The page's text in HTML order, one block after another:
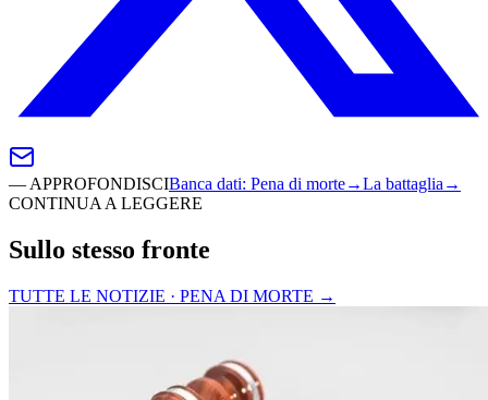
— APPROFONDISCIBanca dati: Pena di morte→La battaglia →
CONTINUA A LEGGERE
Sullo stesso fronte
TUTTE LE NOTIZIE · PENA DI MORTE →